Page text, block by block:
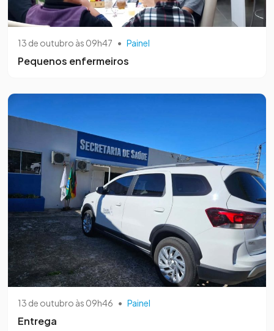
13 de outubro às 09h47 • Painel
Pequenos enfermeiros
13 de outubro às 09h46 • Painel
Entrega